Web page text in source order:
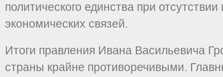
политического единства при
экономических связей.
Итоги правления Ивана Васильевича
страны крайне противоречивыми.